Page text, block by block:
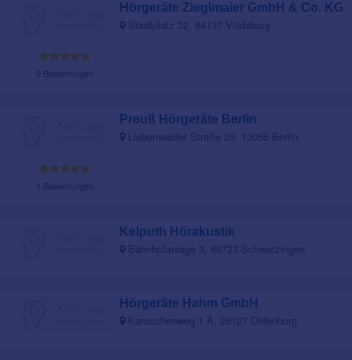
9 Bewertungen
Hörgeräte Zieglmaier GmbH & Co. KG
Stadtplatz 32, 84137 Vilsbiburg
1 Bewertungen
Preuß Hörgeräte Berlin
Liebenwalder Straße 29, 13055 Berlin
Kelputh Hörakustik
Bahnhofanlage 3, 68723 Schwetzingen
Hörgeräte Hahm GmbH
Karuschenweg 1 A, 26127 Oldenburg